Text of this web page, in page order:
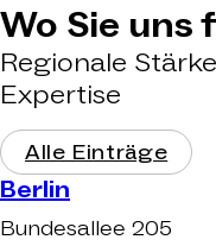
Wo Sie uns
Regionale
Expertise
Alle Einträge
Berlin
Bundesallee 205